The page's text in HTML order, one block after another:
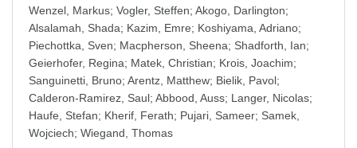
Wenzel, Markus; Vogler, Steffen; Akogo, Darlington;
Alsalamah, Shada; Kazim, Emre; Koshiyama, Adriano;
Piechottka, Sven; Macpherson, Sheena; Shadforth, Ian;
Geierhofer, Regina; Matek, Christian; Krois, Joachim;
Sanguinetti, Bruno; Arentz, Matthew; Bielik, Pavol;
Calderon‑Ramirez, Saul; Abbood, Auss; Langer, Nicolas;
Haufe, Stefan; Kherif, Ferath; Pujari, Sameer; Samek,
Wojciech; Wiegand, Thomas